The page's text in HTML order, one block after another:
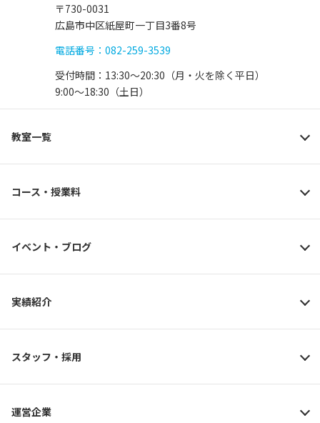
〒730-0031
広島市中区紙屋町一丁目3番8号
電話番号：082-259-3539
受付時間：13:30〜20:30（月・火を除く平日）
9:00〜18:30（土日）
教室一覧
コース・授業料
イベント・ブログ
実績紹介
スタッフ・採用
運営企業